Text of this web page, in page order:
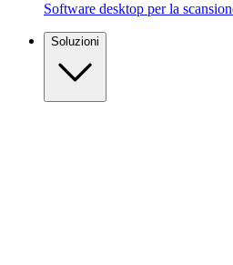
Software desktop per la
Soluzioni